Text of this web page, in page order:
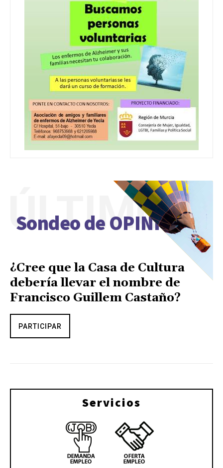
Sondeo de OPINIÓN
ÚLTIMO
¿Cree que la Casa de Cultura
debería llevar el nombre de
Francisco Guillem Castaño?
PARTICIPAR
Servicios